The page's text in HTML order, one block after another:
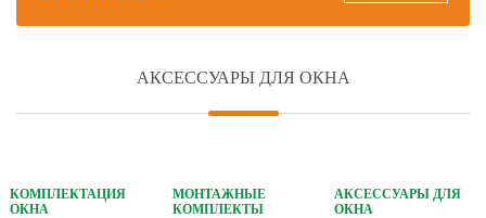
АКСЕССУАРЫ ДЛЯ ОКНА
КОМПЛЕКТАЦИЯ
ОКНА
МОНТАЖНЫЕ
КОМПЛЕКТЫ
АКСЕССУАРЫ ДЛЯ
ОКНА